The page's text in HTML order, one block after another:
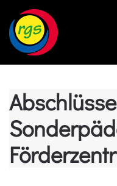
Zum Hauptinhalt